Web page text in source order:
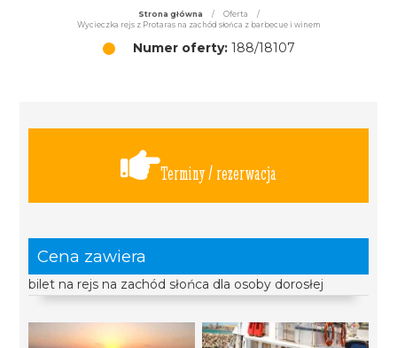
Strona główna / Oferta
/
Wycieczka rejs z Protaras na zachód słońca z barbecue i winem
Numer oferty:188/18107
Terminy / rezerwacja
Cena zawiera
bilet na rejs na zachód słońca dla osoby dorosłej